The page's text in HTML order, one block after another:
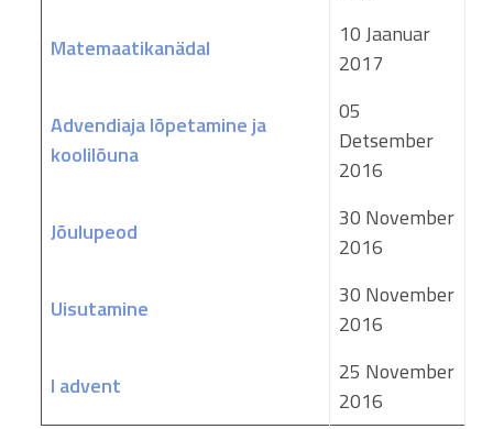
Matemaatikanädal
10 Jaanuar
2017
Advendiaja lõpetamine ja
koolilõuna
05
Detsember
2016
Jõulupeod
30 November
2016
Uisutamine
30 November
2016
I advent
25 November
2016